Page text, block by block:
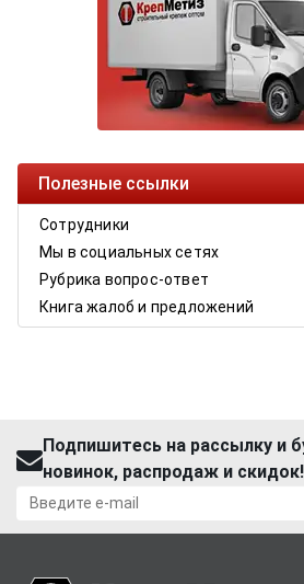
Полезные ссылки
Сотрудники
Мы в социальных сетях
Рубрика вопрос-ответ
Книга жалоб и предложений
Подпишитесь на рассылку и
новинок, распродаж и скидок!